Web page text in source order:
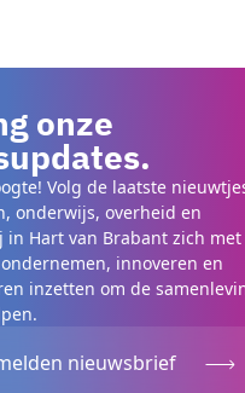
onze
Volg de laatste
onderwijs, overheid en
in Hart van Brabant zich met
innoveren en
inzetten om de
nieuwsbrief